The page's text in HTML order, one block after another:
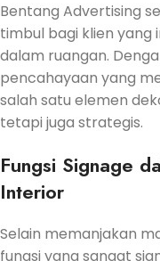
Bentang Advertising
timbul bagi klien
dalam ruangan.
pencahayaan yang
salah satu elemen
tetapi juga strategis.
Fungsi Signage
Interior
Selain memanjakan
fungsi yang sangat